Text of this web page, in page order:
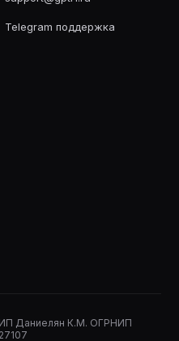
Telegram поддержка
ИП Даниелян К.М. ОГРНИП